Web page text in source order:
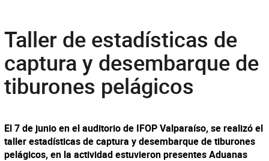
Taller de estadísticas de
captura y desembarque de
tiburones pelágicos
El 7 de junio en el auditorio de IFOP Valparaíso, se realizó el
taller estadísticas de captura y desembarque de tiburones
pelágicos, en la actividad estuvieron presentes Aduanas